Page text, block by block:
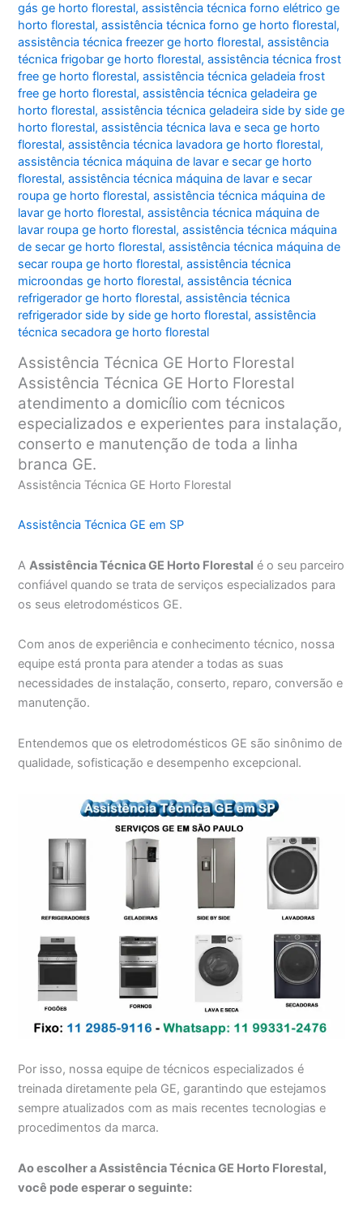
gás ge horto florestal,assistência técnica forno elétrico ge
horto florestal,assistência técnica forno ge horto florestal,
assistência técnica freezer ge horto florestal,assistência
técnica frigobar ge horto florestal,assistência técnica frost
free ge horto florestal,assistência técnica geladeia frost
free ge horto florestal,assistência técnica geladeira ge
horto florestal,assistência técnica geladeira side by side ge
horto florestal,assistência técnica lava e seca ge horto
florestal,assistência técnica lavadora ge horto florestal,
assistência técnica máquina de lavar e secar ge horto
florestal,assistência técnica máquina de lavar e secar
roupa ge horto florestal,assistência técnica máquina de
lavar ge horto florestal,assistência técnica máquina de
lavar roupa ge horto florestal,assistência técnica máquina
de secar ge horto florestal,assistência técnica máquina de
secar roupa ge horto florestal,assistência técnica
microondas ge horto florestal,assistência técnica
refrigerador ge horto florestal,assistência técnica
refrigerador side by side ge horto florestal,assistência
técnica secadora ge horto florestal
Assistência Técnica GE Horto Florestal
Assistência Técnica GE Horto Florestal
atendimento a domicílio com técnicos
especializados e experientes para instalação,
conserto e manutenção de toda a linha
branca GE.
Assistência Técnica GE Horto Florestal
Assistência Técnica GE em SP
AAssistência Técnica GE Horto Florestal é o seu parceiro
confiável quando se trata de serviços especializados para
os seus eletrodomésticos GE.
Com anos de experiência e conhecimento técnico, nossa
equipe está pronta para atender a todas as suas
necessidades de instalação, conserto, reparo, conversão e
manutenção.
Entendemos que os eletrodomésticos GE são sinônimo de
qualidade, sofisticação e desempenho excepcional.
Por isso, nossa equipe de técnicos especializados é
treinada diretamente pela GE, garantindo que estejamos
sempre atualizados com as mais recentes tecnologias e
procedimentos da marca.
Ao escolher a Assistência Técnica GE Horto Florestal,
você pode esperar o seguinte: